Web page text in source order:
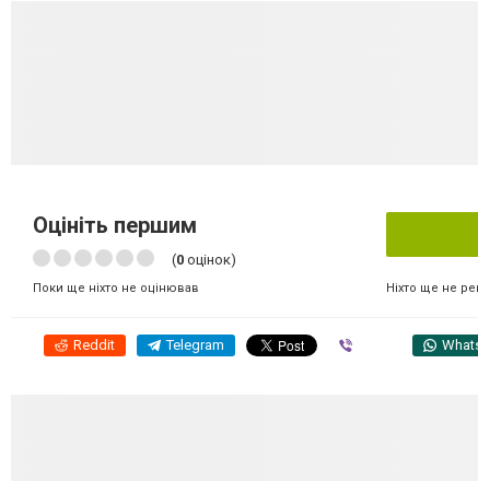
Оцініть першим
(0 оцінок)
Поки ще ніхто не оцінював Ніхто ще не
Reddit Telegram